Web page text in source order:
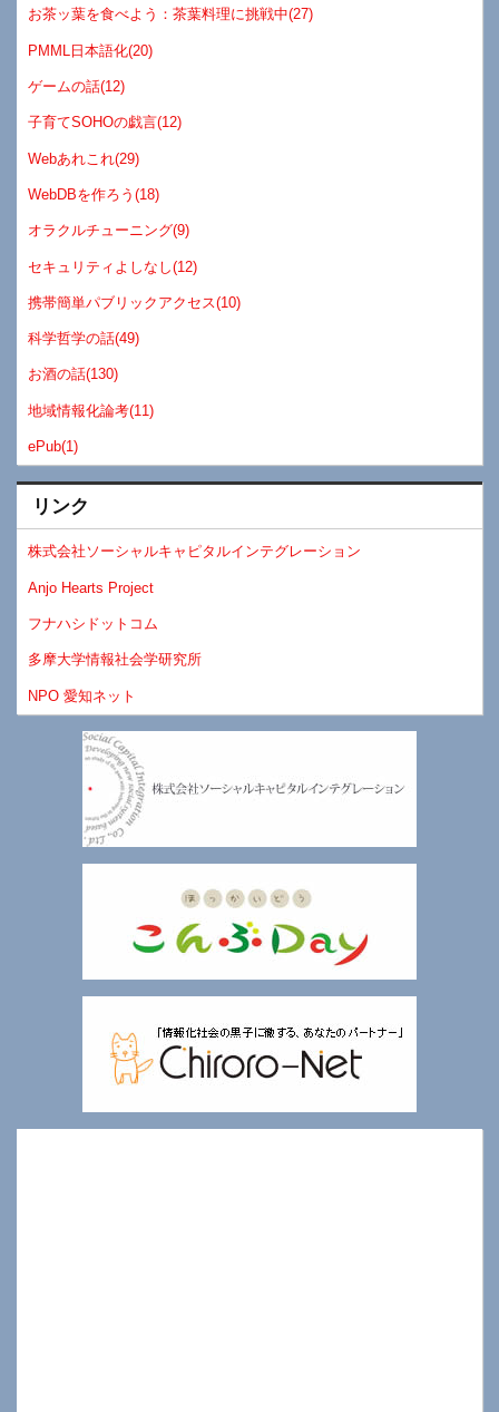
お茶ッ葉を食べよう：茶葉料理に挑戦中(27)
PMML日本語化(20)
ゲームの話(12)
子育てSOHOの戯言(12)
Webあれこれ(29)
WebDBを作ろう(18)
オラクルチューニング(9)
セキュリティよしなし(12)
携帯簡単パブリックアクセス(10)
科学哲学の話(49)
お酒の話(130)
地域情報化論考(11)
ePub(1)
リンク
株式会社ソーシャルキャピタルインテグレーション
Anjo Hearts Project
フナハシドットコム
多摩大学情報社会学研究所
NPO 愛知ネット